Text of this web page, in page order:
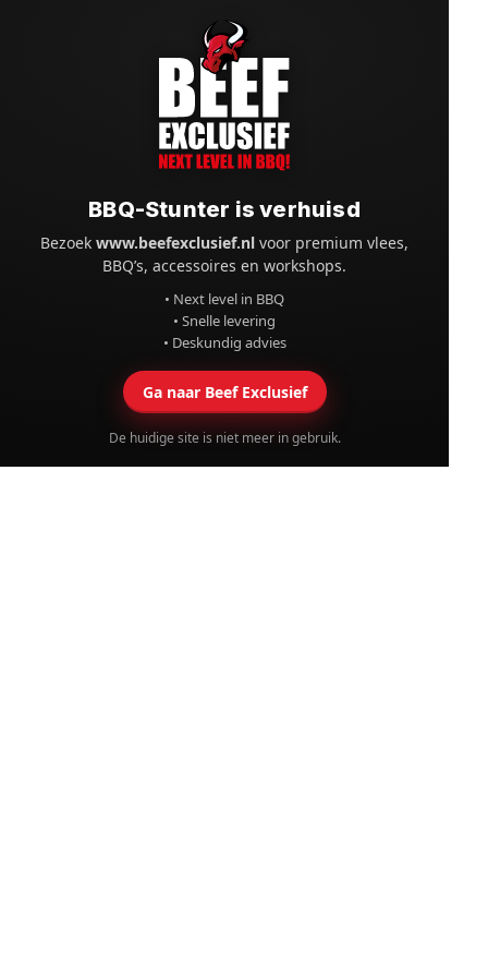
BBQ-Stunter is verhuisd
Bezoekwww.beefexclusief.nl voor premium vlees,
BBQ’s, accessoires en workshops.
• Next level in BBQ
• Snelle levering
• Deskundig advies
Ga naar Beef Exclusief
De huidige site is niet meer in gebruik.